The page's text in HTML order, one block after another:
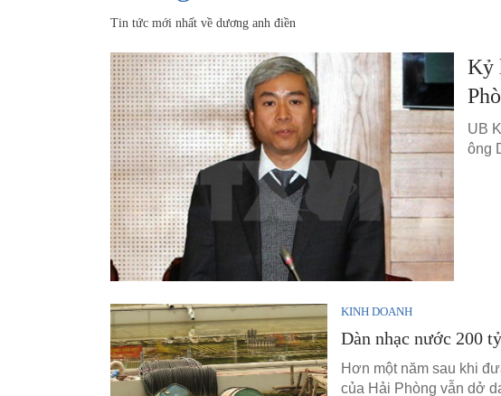
Tin tức mới nhất về dương anh điền
Kỷ
UB
ông
KINH DOANH
Dàn nhạc nước 200
Hơn một năm sau khi
của Hải Phòng vẫn dở